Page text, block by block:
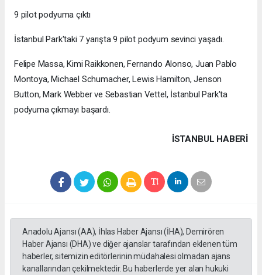
9 pilot podyuma çıktı
İstanbul Park'taki 7 yarışta 9 pilot podyum sevinci yaşadı.
Felipe Massa, Kimi Raikkonen, Fernando Alonso, Juan Pablo
Montoya, Michael Schumacher, Lewis Hamilton, Jenson
Button, Mark Webber ve Sebastian Vettel, İstanbul Park'ta
podyuma çıkmayı başardı.
İSTANBUL HABERİ
Anadolu Ajansı (AA), İhlas Haber Ajansı (İHA), Demirören
Haber Ajansı (DHA) ve diğer ajanslar tarafından eklenen tüm
haberler, sitemizin editörlerinin müdahalesi olmadan ajans
kanallarından çekilmektedir. Bu haberlerde yer alan hukuki